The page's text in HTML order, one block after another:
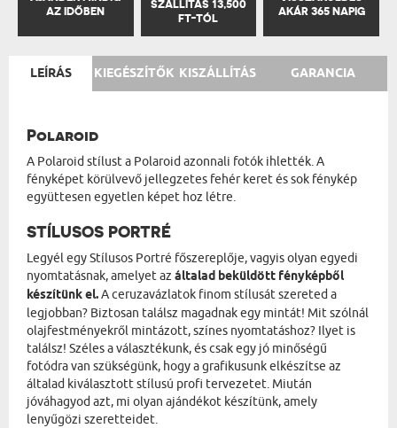
AZ IDŐBEN
SZÁLLÍTÁS 13,500
FT-TÓL
AKÁR 365 NAPIG
LEÍRÁS KIEGÉSZÍTŐK KISZÁLLÍTÁS GARANCIA
Polaroid
A Polaroid stílust a Polaroid azonnali fotók ihlették. A
fényképet körülvevő jellegzetes fehér keret és sok fénykép
együttesen egyetlen képet hoz létre.
STÍLUSOS PORTRÉ
Legyél egy Stílusos Portré főszereplője, vagyis olyan egyedi
nyomtatásnak, amelyet az általad beküldött fényképből
készítünk el.A ceruzavázlatok finom stílusát szereted a
legjobban? Biztosan találsz magadnak egy mintát! Mit szólnál
olajfestményekről mintázott, színes nyomtatáshoz? Ilyet is
találsz! Széles a választékunk, és csak egy jó minőségű
fotódra van szükségünk, hogy a grafikusunk elkészítse az
általad kiválasztott stílusú profi tervezetet. Miután
jóváhagyod azt, mi olyan ajándékot készítünk, amely
lenyűgözi szeretteidet.